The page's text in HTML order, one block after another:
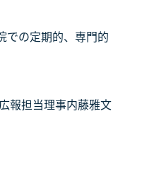
での定期的、専門的
報担当理事内藤雅文